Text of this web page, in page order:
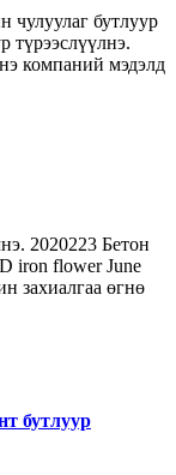
бутлуур
түрээслүүлнэ.
компаний мэдэлд
2020223 Бетон
iron flower June
захиалгаа өгнө
бутлуур